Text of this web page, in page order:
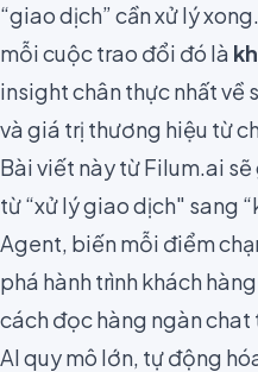
“giao dịch” cần xử lý
mỗi cuộc trao đổi đó là
insight chân thực nhất về
và giá trị thương hiệu từ
Bài viết này từ Filum.ai
từ “xử lý giao dịch" sang
Agent, biến mỗi điểm
phá hành trình khách
cách đọc hàng ngàn chat
AI quy mô lớn, tự động